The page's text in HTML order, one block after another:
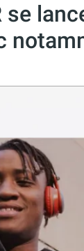
se